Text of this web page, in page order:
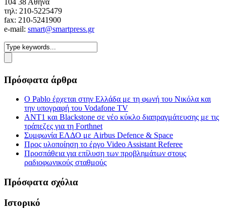
104 38 Αθήνα
τηλ: 210-5225479
fax: 210-5241900
e-mail: smart@smartpress.gr
Πρόσφατα άρθρα
Ο Pablo έρχεται στην Ελλάδα με τη φωνή του Νικόλα και
την υπογραφή του Vodafone TV
ΑΝΤ1 και Blackstone σε νέο κύκλο διαπραγμάτευσης με τις
τράπεζες για τη Forthnet
Συμφωνία ΕΛΔΟ με Airbus Defence & Space
Προς υλοποίηση το έργο Video Assistant Referee
Προσπάθεια για επίλυση των προβλημάτων στους
ραδιοφωνικούς σταθμούς
Πρόσφατα σχόλια
Ιστορικό